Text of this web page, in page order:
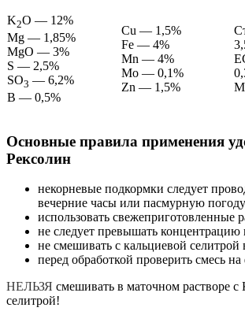
K2O — 12%
Mg — 1,85%
MgO — 3%
S — 2,5%
SO3 — 6,2%
B — 0,5%
Cu — 1,5%
Fe — 4%
Mn — 4%
Mo — 0,1%
Zn — 1,5%
Основные правила применения
Рексолин
некорневые подкормки следует
вечерние часы или пасмурную
использовать свежеприготовленные
не следует превышать концентрацию
не смешивать с кальциевой селитрой
перед обработкой проверить смесь
НЕЛЬЗЯ смешивать в маточном растворе с
селитрой!